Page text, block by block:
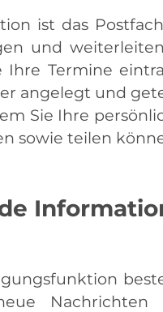
ist das
und
Ihre Termine
angelegt und
Sie Ihre
sowie teilen
Nachrichten